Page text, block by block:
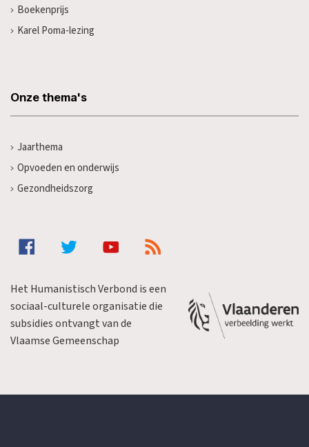
Boekenprijs
Karel Poma-lezing
Onze thema's
Jaarthema
Opvoeden en onderwijs
Gezondheidszorg
Het Humanistisch Verbond is een
sociaal-culturele organisatie die
subsidies ontvangt van de
Vlaamse Gemeenschap